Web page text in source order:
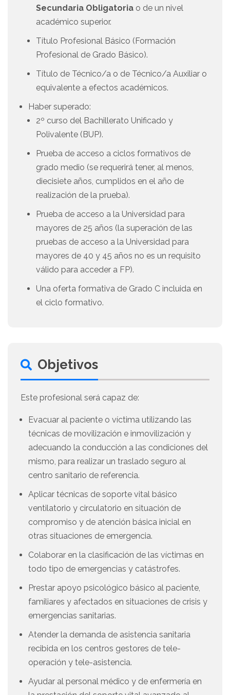
Secundaria Obligatoria o de un nivel
académico superior.
Título Profesional Básico (Formación
Profesional de Grado Básico).
Título de Técnico/a o de Técnico/a Auxiliar o
equivalente a efectos académicos.
Haber superado:
2º curso del Bachillerato Unificado y
Polivalente (BUP).
Prueba de acceso a ciclos formativos de
grado medio (se requerirá tener, al menos,
diecisiete años, cumplidos en el año de
realización de la prueba).
Prueba de acceso a la Universidad para
mayores de 25 años (la superación de las
pruebas de acceso a la Universidad para
mayores de 40 y 45 años no es un requisito
válido para acceder a FP).
Una oferta formativa de Grado C incluida en
el ciclo formativo.
Objetivos
Este profesional será capaz de:
Evacuar al paciente o víctima utilizando las
técnicas de movilización e inmovilización y
adecuando la conducción a las condiciones del
mismo, para realizar un traslado seguro al
centro sanitario de referencia.
Aplicar técnicas de soporte vital básico
ventilatorio y circulatorio en situación de
compromiso y de atención básica inicial en
otras situaciones de emergencia.
Colaborar en la clasificación de las víctimas en
todo tipo de emergencias y catástrofes.
Prestar apoyo psicológico básico al paciente,
familiares y afectados en situaciones de crisis y
emergencias sanitarias.
Atender la demanda de asistencia sanitaria
recibida en los centros gestores de tele-
operación y tele-asistencia.
Ayudar al personal médico y de enfermería en